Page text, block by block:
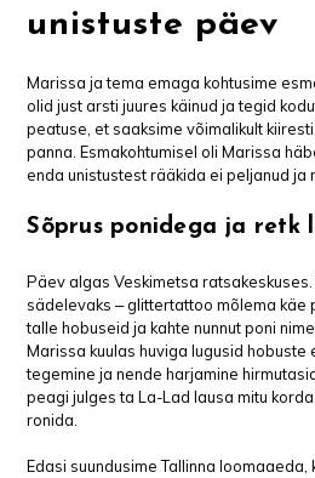
unistuste päev
Marissa ja tema emaga kohtusime
olid just arsti juures käinud ja tegid
peatuse, et saaksime võimalikult
panna. Esmakohtumisel oli Marissa
enda unistustest rääkida ei peljanud ja
Sõprus ponidega ja retk
Päev algas Veskimetsa
sädelevaks ‒ glittertattoo mõlema käe
talle hobuseid ja kahte nunnut poni
Marissa kuulas huviga lugusid hobuste
tegemine ja nende harjamine
peagi julges ta La-Lad lausa mitu
ronida.
Edasi suundusime Tallinna loomaaeda,